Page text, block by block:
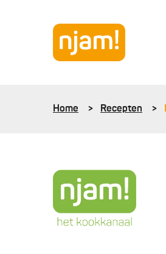
Home Recepten